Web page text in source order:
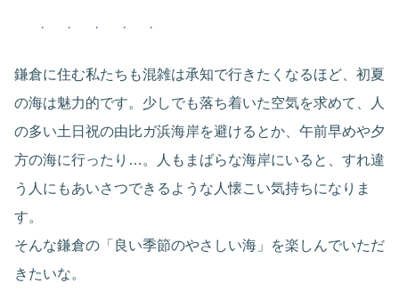
鎌倉に住む私たちも混雑は承知で行きたくなるほど、初夏
の海は魅力的です。少しでも落ち着いた空気を求めて、人
の多い土日祝の由比ガ浜海岸を避けるとか、午前早めや夕
方の海に行ったり…。人もまばらな海岸にいると、すれ違
う人にもあいさつできるような人懐こい気持ちになりま
す。
そんな鎌倉の「良い季節のやさしい海」を楽しんでいただ
きたいな。